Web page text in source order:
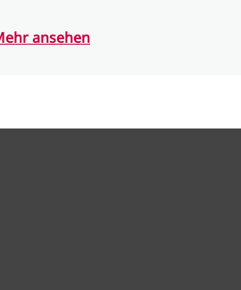
ansehen